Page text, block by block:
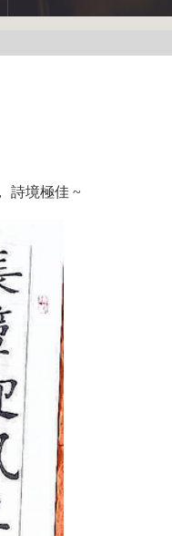
詩境極佳 ~